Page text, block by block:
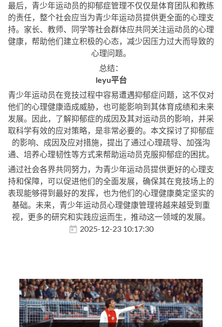
最后，青少年运动员的抑郁症管理不仅仅是体育团队和教练
的责任，整个社会应当为青少年运动员提供更全面的心理支
持。家长、教师、同学等社会群体应共同关注运动员的心理
健康，帮助他们建立积极的心态，减少因压力过大而导致的
心理问题。
总结：
leyu平台
青少年运动员在竞技过程中容易遭遇抑郁症问题，这不仅对
他们的心理健康造成威胁，也可能影响到其体育成绩和未来
发展。因此，了解抑郁症的成因及其对运动员的影响，并采
取科学有效的应对策略，是非常必要的。本文探讨了抑郁症
的影响、成因及应对措施，提出了通过心理疏导、加强沟
通、培养心理韧性等方式来帮助运动员克服抑郁症的困扰。
通过社会各界共同努力，为青少年运动员提供更好的心理支
持和保障，可以促进他们的全面发展，确保其在竞技场上的
表现能够得到最好的发挥，也为他们的心理健康奠定坚实的
基础。未来，青少年运动员心理健康管理将越来越受到重
视，更多的研究和实践应运而生，推动这一领域的发展。
2025-12-23 10:17:30